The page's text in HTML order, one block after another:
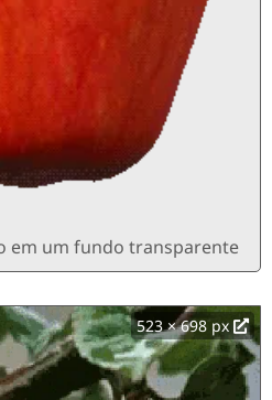
em um fundo transparente
523 × 698 px